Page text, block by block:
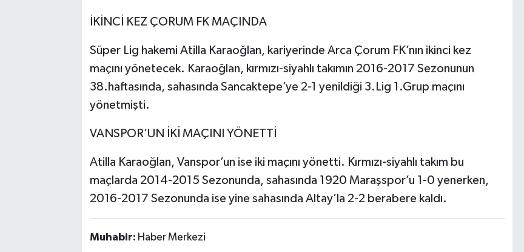
İKİNCİ KEZ ÇORUM FK MAÇINDA
Süper Lig hakemi Atilla Karaoğlan, kariyerinde Arca Çorum FK’nın ikinci kez
maçını yönetecek. Karaoğlan, kırmızı-siyahlı takımın 2016-2017 Sezonunun
38.haftasında, sahasında Sancaktepe’ye 2-1 yenildiği 3.Lig 1.Grup maçını
yönetmişti.
VANSPOR’UN İKİ MAÇINI YÖNETTİ
Atilla Karaoğlan, Vanspor’un ise iki maçını yönetti. Kırmızı-siyahlı takım bu
maçlarda 2014-2015 Sezonunda, sahasında 1920 Maraşspor’u 1-0 yenerken,
2016-2017 Sezonunda ise yine sahasında Altay’la 2-2 berabere kaldı.
Muhabir: Haber Merkezi